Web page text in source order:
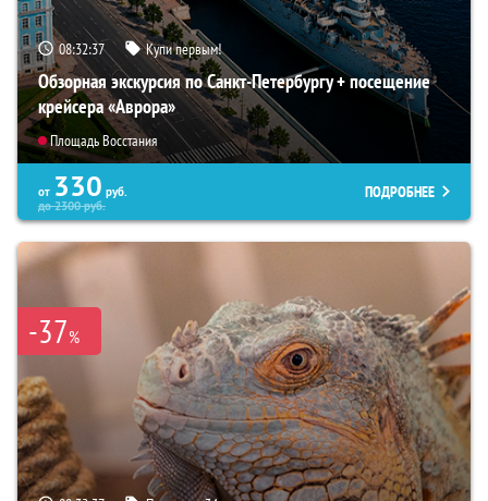
08:32:36 Купи первым!
Обзорная экскурсия по Санкт-Петербургу + посещение
крейсера «Аврора»
Площадь Восстания
от 330 руб.
до2300руб.
ПОДРОБНЕЕ
-37%